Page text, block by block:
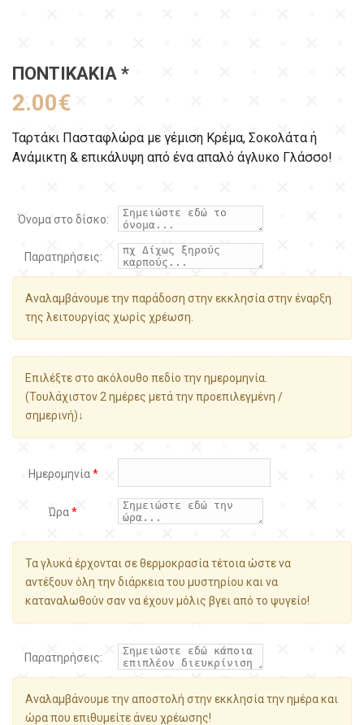
ΠΟΝΤΙΚΆΚΙΑ *
2.00€
Ταρτάκι Πασταφλώρα με γέμιση Κρέμα, Σοκολάτα ή
Ανάμικτη & επικάλυψη από ένα απαλό άγλυκο Γλάσσο!
Όνομα στο δίσκο:
Παρατηρήσεις:
Αναλαμβάνουμε την παράδοση στην εκκλησία στην έναρξη
της λειτουργίας χωρίς χρέωση.
Επιλέξτε στο ακόλουθο πεδίο την ημερομηνία.
(Τουλάχιστον 2 ημέρες μετά την προεπιλεγμένη /
σημερινή)↓
Ημερομηνία*
Ώρα*
Τα γλυκά έρχονται σε θερμοκρασία τέτοια ώστε να
αντέξουν όλη την διάρκεια του μυστηρίου και να
καταναλωθούν σαν να έχουν μόλις βγει από το ψυγείο!
Παρατηρήσεις:
Αναλαμβάνουμε την αποστολή στην εκκλησία την ημέρα και
ώρα που επιθυμείτε άνευ χρέωσης!